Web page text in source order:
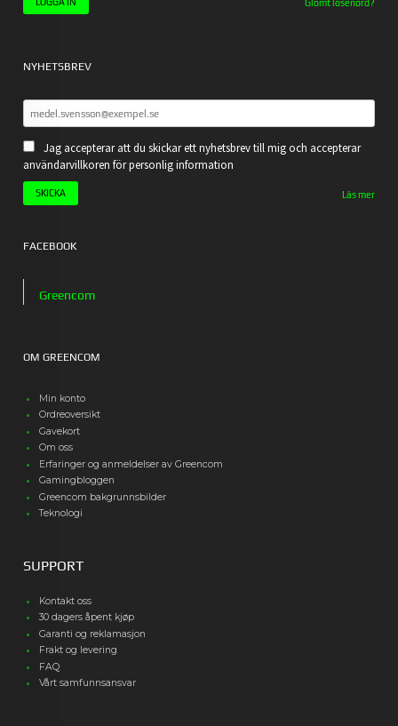
Glömt lösenord?
NYHETSBREV
Jag accepterar att du skickar ett nyhetsbrev till mig och accepterar
användarvillkoren för personlig information
Läs mer
FACEBOOK
Greencom
OM GREENCOM
Min konto
Ordreoversikt
Gavekort
Om oss
Erfaringer og anmeldelser av Greencom
Gamingbloggen
Greencom bakgrunnsbilder
Teknologi
SUPPORT
Kontakt oss
30 dagers åpent kjøp
Garanti og reklamasjon
Frakt og levering
FAQ
Vårt samfunnsansvar